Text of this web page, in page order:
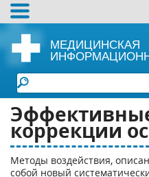
МЕДИЦИНСКАЯ
коррекции
Методы воздействия,
собой новый